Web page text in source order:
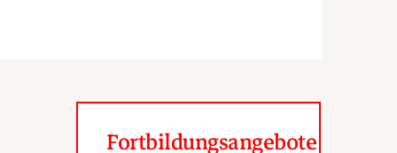
Fortbildungsangebote